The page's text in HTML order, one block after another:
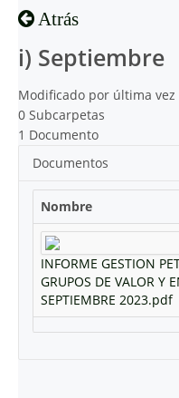
Atrás
i) Septiembre
Modificado por última vez
0 Subcarpetas
1 Documento
Documentos
Nombre
INFORME GESTION
GRUPOS DE VALOR Y
SEPTIEMBRE 2023.pdf